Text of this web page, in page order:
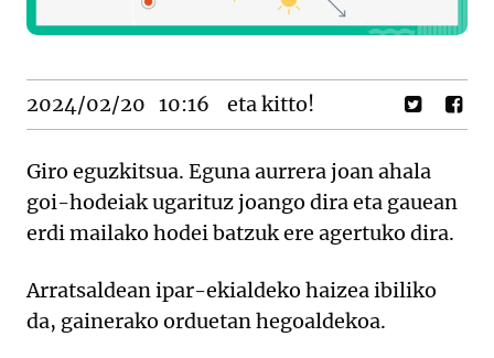
2024/02/20 10:16 eta kitto!
Giro eguzkitsua. Eguna aurrera joan ahala
goi-hodeiak ugarituz joango dira eta gauean
erdi mailako hodei batzuk ere agertuko dira.
Arratsaldean ipar-ekialdeko haizea ibiliko
da, gainerako orduetan hegoaldekoa.